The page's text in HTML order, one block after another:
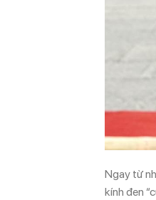
Ngay từ
kính đen